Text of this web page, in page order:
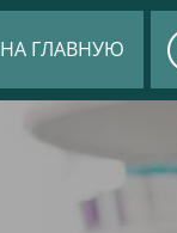
НА ГЛАВНУЮ